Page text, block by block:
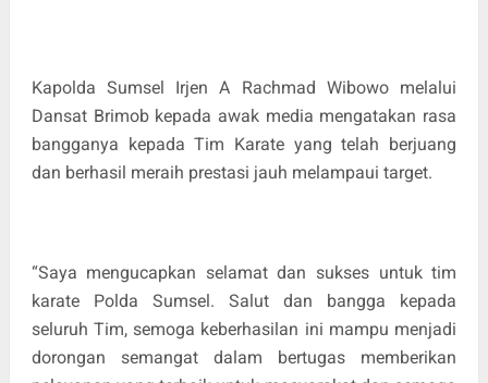
Kapolda Sumsel Irjen A Rachmad Wibowo melalui
Dansat Brimob kepada awak media mengatakan rasa
bangganya kepada Tim Karate yang telah berjuang
dan berhasil meraih prestasi jauh melampaui target.
“Saya mengucapkan selamat dan sukses untuk tim
karate Polda Sumsel. Salut dan bangga kepada
seluruh Tim, semoga keberhasilan ini mampu menjadi
dorongan semangat dalam bertugas memberikan